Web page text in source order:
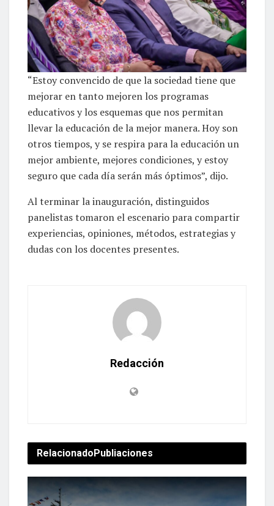
“Estoy convencido de que la sociedad tiene que
mejorar en tanto mejoren los programas
educativos y los esquemas que nos permitan
llevar la educación de la mejor manera. Hoy son
otros tiempos, y se respira para la educación un
mejor ambiente, mejores condiciones, y estoy
seguro que cada día serán más óptimos”, dijo.
Al terminar la inauguración, distinguidos
panelistas tomaron el escenario para compartir
experiencias, opiniones, métodos, estrategias y
dudas con los docentes presentes.
Redacción
Relacionado Publiaciones